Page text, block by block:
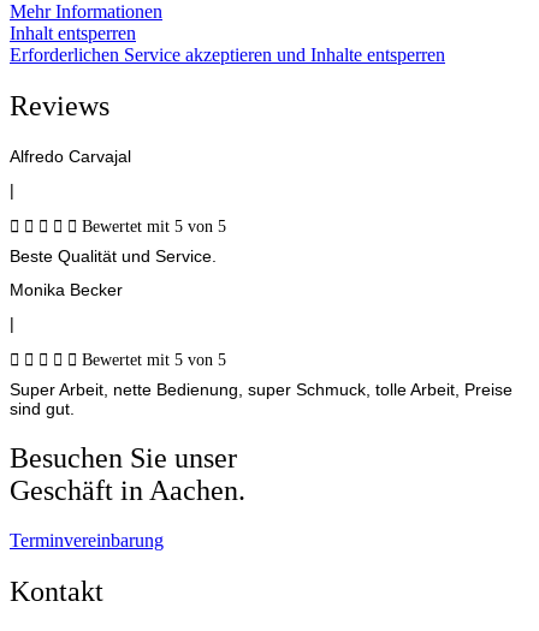
Mehr Informationen
Inhalt entsperren
Erforderlichen Service akzeptieren und Inhalte entsperren
Reviews
Alfredo Carvajal
|
     Bewertet mit 5 von 5
Beste Qualität und Service.
Monika Becker
|
     Bewertet mit 5 von 5
Super Arbeit, nette Bedienung, super Schmuck, tolle Arbeit, Preise
sind gut.
Besuchen Sie unser
Geschäft in Aachen.
Terminvereinbarung
Kontakt